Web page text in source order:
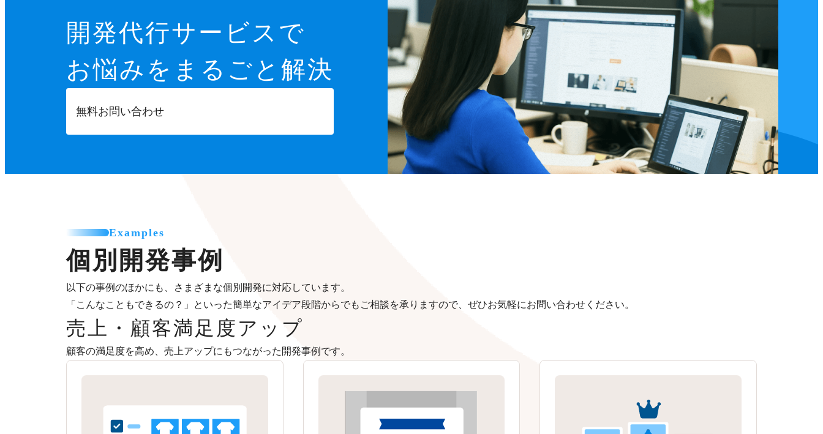
開発代行サービスで
お悩みをまるごと解決
無料お問い合わせ
Examples
個別開発事例
以下の事例のほかにも、さまざまな個別開発に対応しています。
「こんなこともできるの？」といった簡単なアイデア段階からでもご相談を承りますので、ぜひお気軽にお問い合わせください。
売上・顧客満足度アップ
顧客の満足度を高め、売上アップにもつながった開発事例です。